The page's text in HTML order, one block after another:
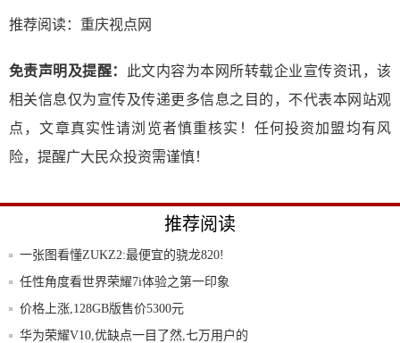
推荐阅读： 重庆视点网
免责声明及提醒：
此文内容为本网所转载企业宣传资讯，该
相关信息仅为宣传及传递更多信息之目的，不代表本网站观
点，文章真实性请浏览者慎重核实！任何投资加盟均有风
险，提醒广大民众投资需谨慎！
推荐阅读
一张图看懂ZUKZ2:最便宜的骁龙820!
任性角度看世界荣耀7i体验之第一印象
价格上涨,128GB版售价5300元
华为荣耀V10,优缺点一目了然,七万用户的